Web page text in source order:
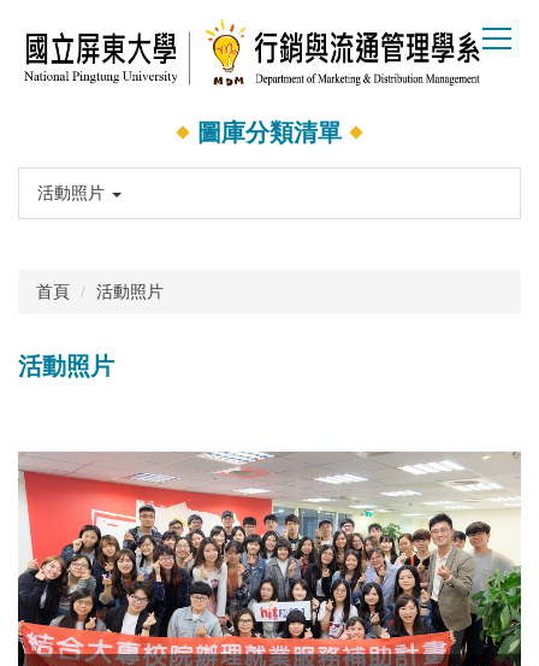
主
區
圖庫分類清單
活動照片
首頁 活動照片
活動照片